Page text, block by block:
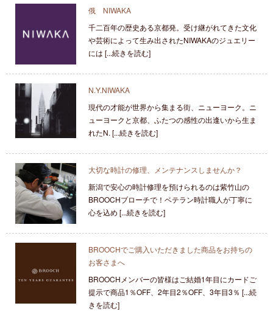
俄 NIWAKA
千二百年の歴史ある京都発。受け継がれてきた文化
や芸術によって生み出されたNIWAKAのジュエリー
には [...続きを読む]
N.Y.NIWAKA
現代の才能が世界から集まる街、ニューヨーク。ニ
ューヨークと京都、ふたつの感性の出逢いから生ま
れたN. [...続きを読む]
大切な時計の修理、メンテナンスしませんか？
新潟で安心の時計修理を預けられるのは紫竹山の
BROOCHブローチで！ベテラン時計職人が丁寧に
心を込め [...続きを読む]
BROOCHでご購入いただきました商品をお持ちの
お客さまへ
BROOCHメンバーの皆様はご結婚1年目にカードご
提示で商品1％OFF、2年目2％OFF、3年目3％ [...続
きを読む]